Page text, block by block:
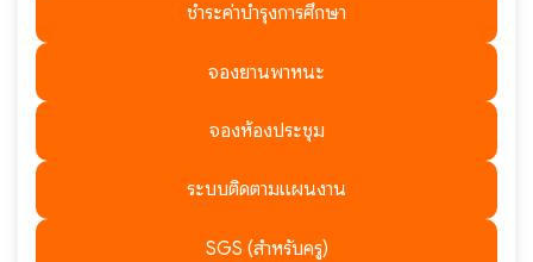
ชำระค่าบำรุงการศึกษา
จองยานพาหนะ
จองห้องประชุม
ระบบติดตามแผนงาน
SGS (สำหรับครู)